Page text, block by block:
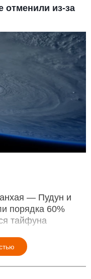
отменили из-за
— Пудун и
порядка 60%
тайфуна